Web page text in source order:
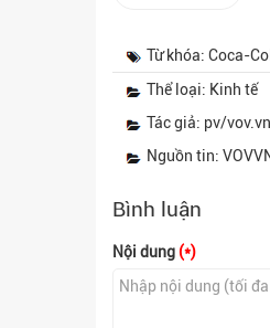
Từ khóa: Coca-
Thể loại: Kinh tế
Tác giả: pv/vov.vn
Nguồn tin:
Bình luận
Nội dung (*)